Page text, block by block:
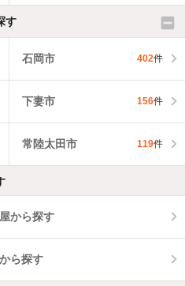
す
石岡市 402件
下妻市 156件
常陸太田市 119件
から探す
ら探す